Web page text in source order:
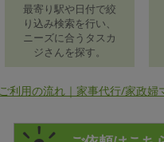
最寄り駅や日付で絞
り込み検索を行い、
ニーズに合うタスカ
ジさんを探す。
ご利用の流れ｜家事代行/家政婦